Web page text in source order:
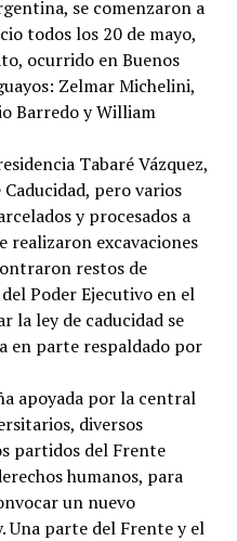
se comenzaron a
todos los 20 de mayo,
ocurrido en Buenos
Zelmar Michelini,
Barredo y William
Tabaré Vázquez,
pero varios
y procesados a
realizaron excavaciones
restos de
Poder Ejecutivo en el
la ley de caducidad se
en parte respaldado por
apoyada por la central
diversos
partidos del Frente
humanos, para
un nuevo
Una parte del Frente y el